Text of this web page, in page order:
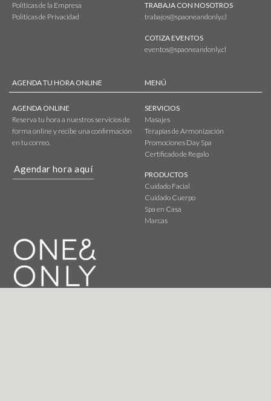
Políticas de la Empresa
Políticas de Privacidad
TRABAJA CON NOSOTROS
trabajos@spaoneandonly.cl
COTIZA EVENTOS
eventos@spaoneandonly.cl
AGENDA TU HORA ONLINE
AGENDA ONLINE
Reserva tu hora a nuestros servicios de
forma online y recibe una confirmación
en tu correo.
Agendar hora aquí
MENÚ
SERVICIOS
Masajes
Terapias de Armonización
Promociones Day Spa
Certificado de Regalo
PRODUCTOS
Cuidado Facial
Cuidado Cuerpo
Spa en Casa
Marcas